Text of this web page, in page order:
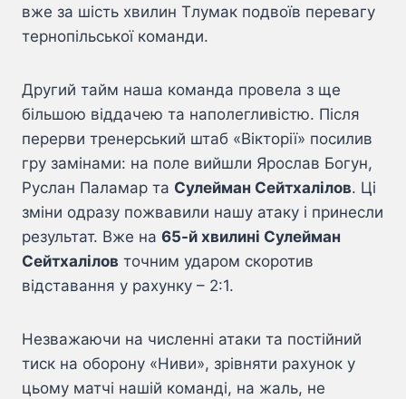
вже за шість хвилин Тлумак подвоїв перевагу
тернопільської команди.
Другий тайм наша команда провела з ще
більшою віддачею та наполегливістю. Після
перерви тренерський штаб «Вікторії» посилив
гру замінами: на поле вийшли Ярослав Богун,
Руслан Паламар та Сулейман Сейтхалілов. Ці
зміни одразу пожвавили нашу атаку і принесли
результат. Вже на 65-й хвилині Сулейман
Сейтхалілов точним ударом скоротив
відставання у рахунку – 2:1.
Незважаючи на численні атаки та постійний
тиск на оборону «Ниви», зрівняти рахунок у
цьому матчі нашій команді, на жаль, не